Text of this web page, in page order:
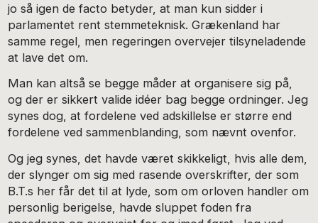
jo så igen de facto betyder, at man kun sidder i
parlamentet rent stemmeteknisk. Grækenland har
samme regel, men regeringen overvejer tilsyneladende
at lave det om.
Man kan altså se begge måder at organisere sig på,
og der er sikkert valide idéer bag begge ordninger. Jeg
synes dog, at fordelene ved adskillelse er større end
fordelene ved sammenblanding, som nævnt ovenfor.
Og jeg synes, det havde været skikkeligt, hvis alle dem,
der slynger om sig med rasende overskrifter, der som
B.T.s her får det til at lyde, som om orloven handler om
personlig berigelse, havde sluppet foden fra